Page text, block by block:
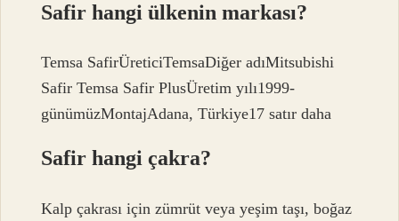
Safir hangi ülkenin markası?
Temsa SafirÜreticiTemsaDiğer adıMitsubishi
Safir Temsa Safir PlusÜretim yılı1999-
günümüzMontajAdana, Türkiye17 satır daha
Safir hangi çakra?
Kalp çakrası için zümrüt veya yeşim taşı, boğaz